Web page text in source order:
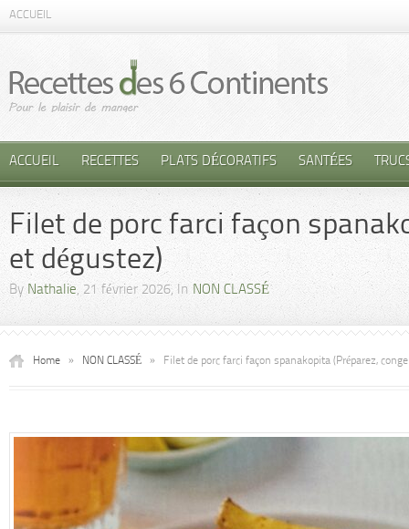
ACCUEIL
ACCUEIL RECETTES PLATS DÉCORATIFS SANTÉES
Filet de porc farci façon
et dégustez)
By Nathalie, 21 février 2026, In NON CLASSÉ
Home » NON CLASSÉ » Filet de porc farci façon spanakopita (Préparez,